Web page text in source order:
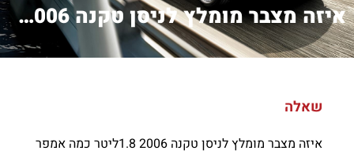
איזה מצבר מומלץ לניסן טקנה 2006 1.8לי...
שאלה
איזה מצבר מומלץ לניסן טקנה 2006 1.8ליטר כמה אמפר